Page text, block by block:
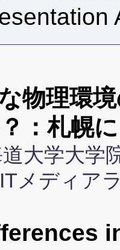
物理環
：札幌
大学大学
メディア